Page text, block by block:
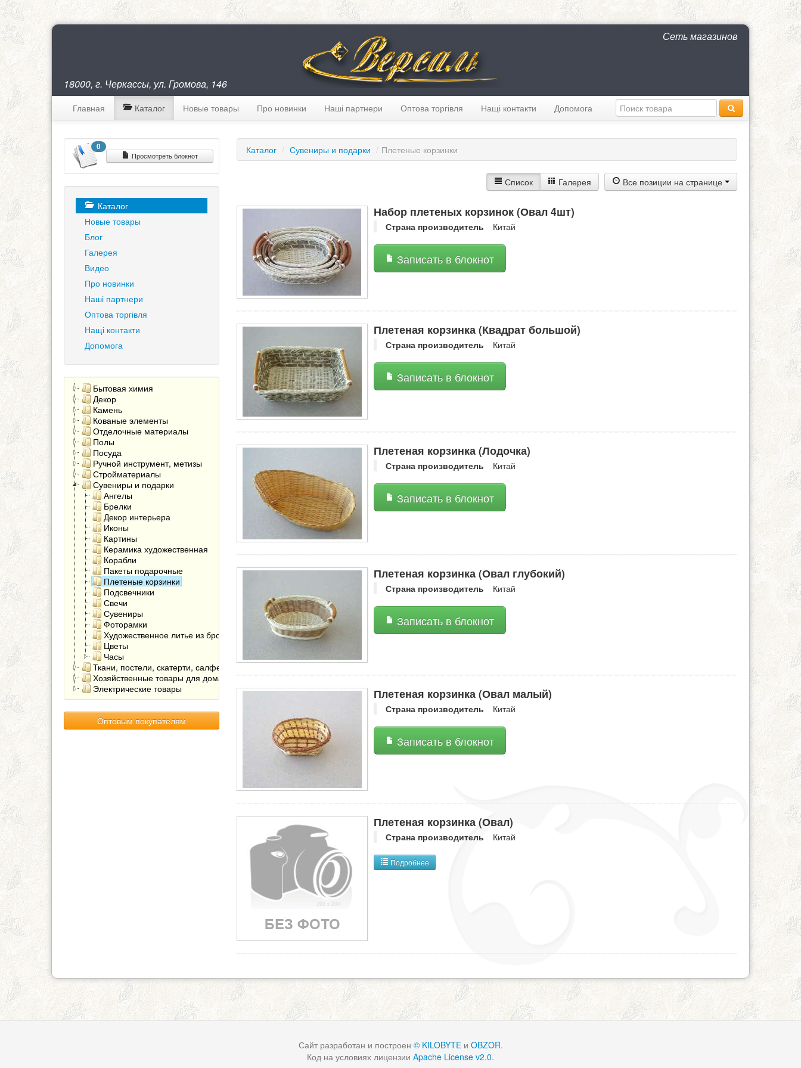
Сеть магазинов
18000, г. Черкассы, ул. Громова, 146
Главная Каталог Новые товары Про новинки Наші партнери Оптова торгівля Нащі контакти Допомога
0
Просмотреть блокнот
Каталог
Новые товары
Блог
Галерея
Видео
Про новинки
Наші партнери
Оптова торгівля
Нащі контакти
Допомога
Бытовая химия
Декор
Камень
Кованые элементы
Отделочные материалы
Полы
Посуда
Ручной инструмент, метизы
Стройматериалы
Сувениры и подарки
Ангелы
Брелки
Декор интерьера
Иконы
Картины
Керамика художественная
Корабли
Пакеты подарочные
Плетеные корзинки
Подсвечники
Свечи
Сувениры
Фоторамки
Художественное литье из бронзы
Цветы
Часы
Ткани, постели, скатерти, салфетки
Хозяйственные товары для дома
Электрические товары
Оптовым покупателям
Каталог / Сувениры и подарки / Плетеные корзинки
Список Галерея Все позиции на странице
Набор плетеных корзинок (Овал 4шт)
Страна производитель Китай
Записать в блокнот
Плетеная корзинка (Квадрат большой)
Страна производитель Китай
Записать в блокнот
Плетеная корзинка (Лодочка)
Страна производитель Китай
Записать в блокнот
Плетеная корзинка (Овал глубокий)
Страна производитель Китай
Записать в блокнот
Плетеная корзинка (Овал малый)
Страна производитель Китай
Записать в блокнот
Плетеная корзинка (Овал)
Страна производитель Китай
Подробнее
Сайт разработан и построен © KILOBYTEи OBZOR.
Код на условиях лицензии Apache License v2.0.